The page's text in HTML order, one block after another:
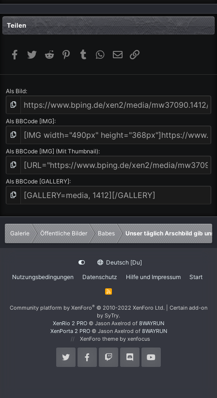
0
S
t
e
r
Teilen
Facebook
Twitter Reddit PinterestTumblr WhatsApp
E-Mail
Als Bild
Als BBCode [IMG]
Als BBCode [IMG] (Mit Thumbnail)
Als BBCode [GALLERY]
Galerie Öffentliche Bilder Babes Unser täglich Arschbild gib uns
Deutsch [Du]
Nutzungsbedingungen
Datenschutz Hilfe und Impressum Start
R
Community platform by XenForo® © 2010-2022 XenForo Ltd.
Certain add-on
by SyTry.
XenRio 2 PRO © Jason Axelrod of 8WAYRUN
XenPorta 2 PRO© Jason Axelrod of 8WAYRUN
XenForo theme by xenfocus